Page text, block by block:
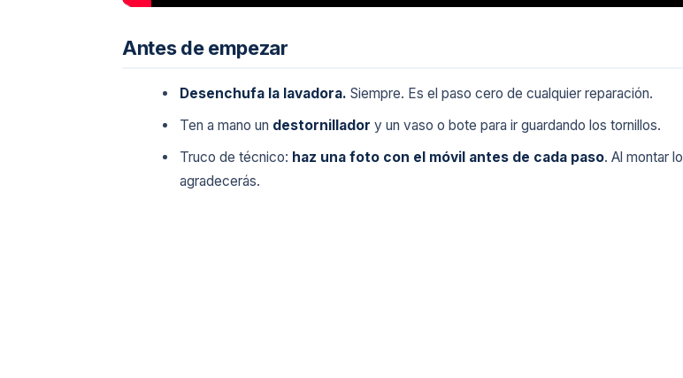
Antes de empezar
Desenchufa la lavadora. Siempre. Es el paso cero de cualquier reparación.
Ten a mano un destornillador y un vaso o bote para ir guardando los tornillos.
Truco de técnico: haz una foto con el móvil antes de cada paso. Al montar lo
agradecerás.